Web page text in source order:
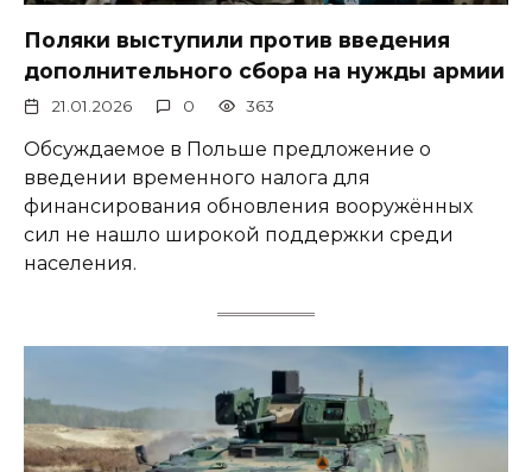
Поляки выступили против введения
дополнительного сбора на нужды армии
21.01.2026 0 363
Обсуждаемое в Польше предложение о
введении временного налога для
финансирования обновления вооружённых
сил не нашло широкой поддержки среди
населения.